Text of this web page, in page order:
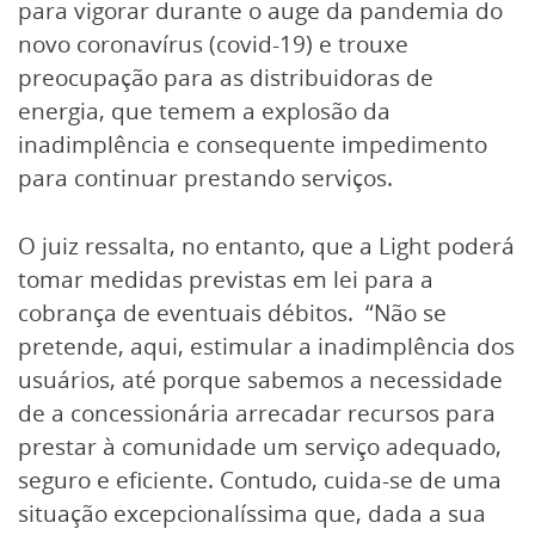
para vigorar durante o auge da pandemia do
novo coronavírus (covid-19) e trouxe
preocupação para as distribuidoras de
energia, que temem a explosão da
inadimplência e consequente impedimento
para continuar prestando serviços.
O juiz ressalta, no entanto, que a Light poderá
tomar medidas previstas em lei para a
cobrança de eventuais débitos. “Não se
pretende, aqui, estimular a inadimplência dos
usuários, até porque sabemos a necessidade
de a concessionária arrecadar recursos para
prestar à comunidade um serviço adequado,
seguro e eficiente. Contudo, cuida-se de uma
situação excepcionalíssima que, dada a sua